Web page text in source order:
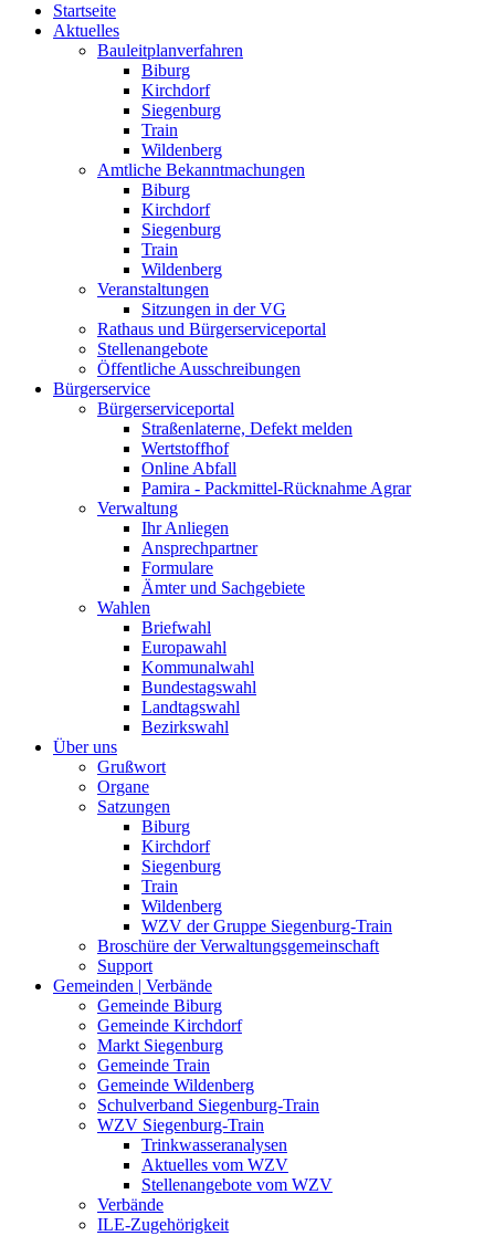
Startseite
Aktuelles
Bauleitplanverfahren
Biburg
Kirchdorf
Siegenburg
Train
Wildenberg
Amtliche Bekanntmachungen
Biburg
Kirchdorf
Siegenburg
Train
Wildenberg
Veranstaltungen
Sitzungen in der VG
Rathaus und Bürgerserviceportal
Stellenangebote
Öffentliche Ausschreibungen
Bürgerservice
Bürgerserviceportal
Straßenlaterne, Defekt melden
Wertstoffhof
Online Abfall
Pamira - Packmittel-Rücknahme Agrar
Verwaltung
Ihr Anliegen
Ansprechpartner
Formulare
Ämter und Sachgebiete
Wahlen
Briefwahl
Europawahl
Kommunalwahl
Bundestagswahl
Landtagswahl
Bezirkswahl
Über uns
Grußwort
Organe
Satzungen
Biburg
Kirchdorf
Siegenburg
Train
Wildenberg
WZV der Gruppe Siegenburg-Train
Broschüre der Verwaltungsgemeinschaft
Support
Gemeinden | Verbände
Gemeinde Biburg
Gemeinde Kirchdorf
Markt Siegenburg
Gemeinde Train
Gemeinde Wildenberg
Schulverband Siegenburg-Train
WZV Siegenburg-Train
Trinkwasseranalysen
Aktuelles vom WZV
Stellenangebote vom WZV
Verbände
ILE-Zugehörigkeit